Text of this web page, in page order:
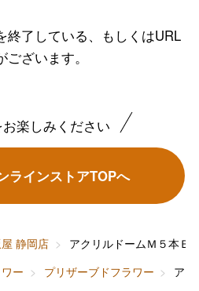
終了している、もしくはURL
ざいます。
楽しみください
ラインストアTOPへ
静岡店
アクリルドームＭ５本Ｂ
ー プリザーブドフラワー
ア
ティー
ッション
ー＆キッズ
坂屋のギフト
内祝い
典返し
イトデー
父の日
お中元
老の日